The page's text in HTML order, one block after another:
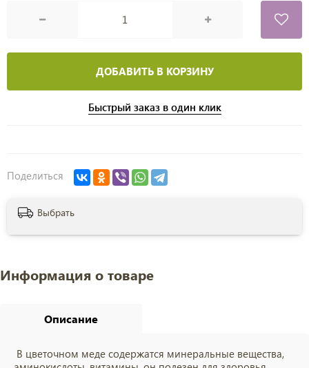
ДОБАВИТЬ В КОРЗИНУ
Быстрый заказ в один клик
Поделиться
Выбрать
Информация о товаре
Описание
В цветочном меде содержатся минеральные вещества,